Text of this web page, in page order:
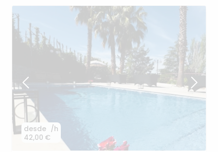
desde
42,00 €
/h